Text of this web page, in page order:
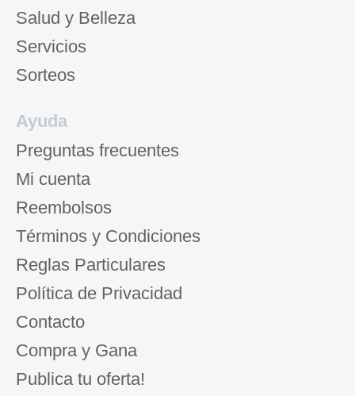
Salud y Belleza
Servicios
Sorteos
Ayuda
Preguntas frecuentes
Mi cuenta
Reembolsos
Términos y Condiciones
Reglas Particulares
Política de Privacidad
Contacto
Compra y Gana
Publica tu oferta!